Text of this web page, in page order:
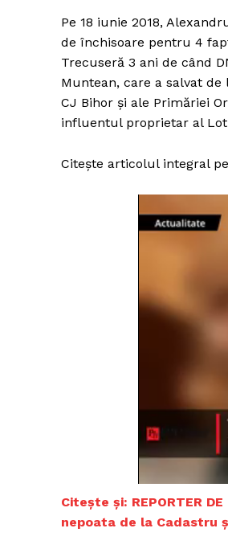
Pe 18 iunie 2018,
de închisoare pentru 4
Trecuseră 3 ani de când
Muntean, care a salvat
CJ Bihor şi ale Primăriei
influentul proprietar al
Citește articolul integral pe
Citește și: REPORTER
nepoata de la Cadastru